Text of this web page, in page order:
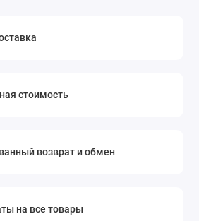
стоимость
возврат и обмен
на все товары